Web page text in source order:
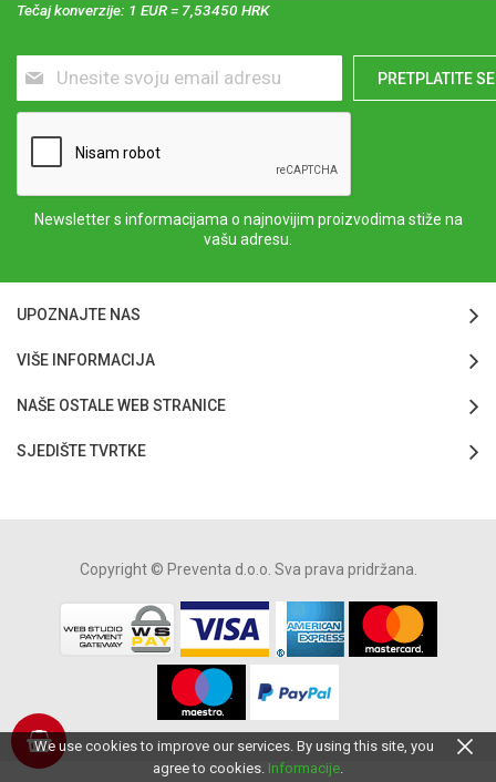
We use cookies to improve our services. By using this site, you
agree to cookies. Informacije.
Tečaj konverzije: 1 EUR = 7,53450 HRK
Prijavite
se
PRETPLATITE SE
Newsletter s informacijama o najnovijim proizvodima stiže na
vašu adresu.
UPOZNAJTE NAS
VIŠE INFORMACIJA
NAŠE OSTALE WEB STRANICE
SJEDIŠTE TVRTKE
Copyright © Preventa d.o.o. Sva prava pridržana.